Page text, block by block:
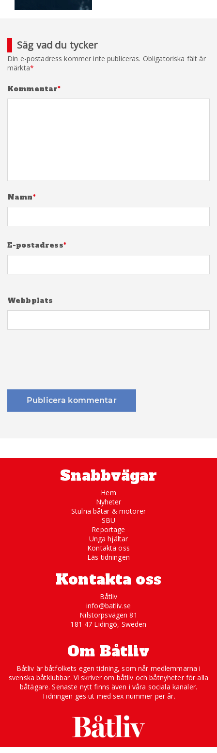
Säg vad du tycker
Din e-postadress kommer inte publiceras. Obligatoriska fält är
märkta*
Kommentar*
Namn*
E-postadress*
Webbplats
Snabbvägar
Hem
Nyheter
Stulna båtar & motorer
SBU
Reportage
Unga hjältar
Kontakta oss
Läs tidningen
Kontakta oss
Båtliv
info@batliv.se
Nilstorpsvägen 81
181 47 Lidingö, Sweden
Om Båtliv
Båtliv är båtfolkets egen tidning, som når medlemmarna i
svenska båtklubbar. Vi skriver om båtliv och båtnyheter för alla
båtägare. Senaste nytt finns även i våra sociala kanaler.
Tidningen ges ut med sex nummer per år.